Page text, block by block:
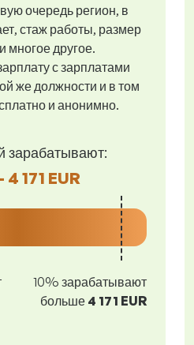
очередь регион, в
стаж работы, размер
многое другое.
с зарплатами
же должности и в том
и анонимно.
зарабатывают:
4 171 EUR
10% зарабатывают
больше 4 171 EUR